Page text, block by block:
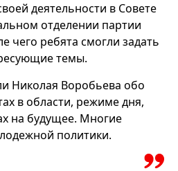
деятельности в Совете
отделении партии
чего ребята смогли задать
темы.
Николая Воробьева обо
в области, режиме дня,
на будущее. Многие
политики.